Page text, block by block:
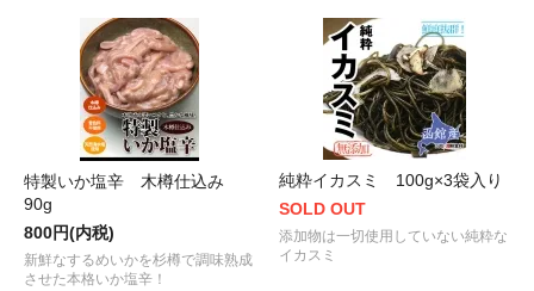
特製いか塩辛 木樽仕込み
90g
800円(内税)
新鮮なするめいかを杉樽で調味熟成
させた本格いか塩辛！
純粋イカスミ 100g×3袋入り
SOLD OUT
添加物は一切使用していない純粋な
イカスミ